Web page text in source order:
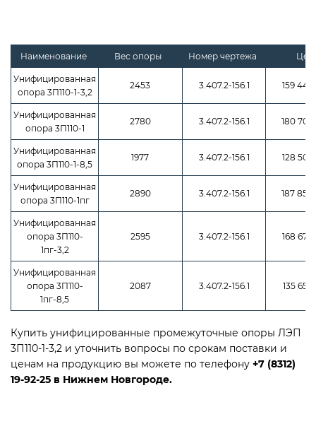
Наименование Вес опоры Номер чертежа
Унифицированная
опора 3П110-1-3,2
2453 3.407.2-156.1 159 445
Унифицированная
опора 3П110-1
2780 3.407.2-156.1 180 700
Унифицированная
опора 3П110-1-8,5
1977 3.407.2-156.1 128 505
Унифицированная
опора 3П110-1пг
2890 3.407.2-156.1 187 850
Унифицированная
опора 3П110-
1пг-3,2
2595 3.407.2-156.1 168 675
Унифицированная
опора 3П110-
1пг-8,5
2087 3.407.2-156.1 135 655
Купить унифицированные промежуточные опоры ЛЭП
3П110-1-3,2 и уточнить вопросы по срокам поставки и
ценам на продукцию вы можете по телефону +7 (8312)
19-92-25 в Нижнем Новгороде.